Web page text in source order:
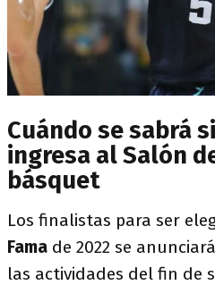
Cuándo se sabrá
ingresa al Salón
básquet
Los finalistas para ser
Fama de 2022 se
las actividades del fin de